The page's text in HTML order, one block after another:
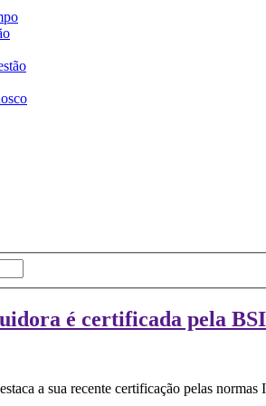
é certificada pela BSI
a sua recente certificação pelas